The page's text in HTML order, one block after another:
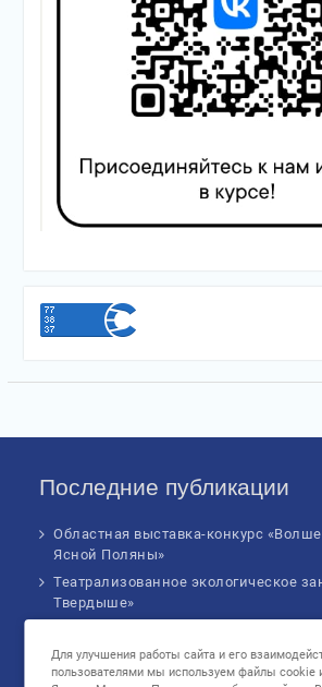
Последние публикации
Областная выставка-конкурс
Ясной Поляны»
Театрализованное экологическое
Твердыше»
форума
Музыкальное бинго!
Для улучшения работы сайта и его
пользователями мы используем файлы cookie